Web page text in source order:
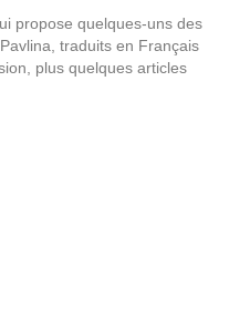
propose quelques-uns des
traduits en Français
plus quelques articles